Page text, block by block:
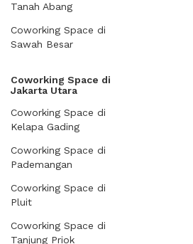
Tanah Abang
Coworking Space di
Sawah Besar
Coworking Space di
Jakarta Utara
Coworking Space di
Kelapa Gading
Coworking Space di
Pademangan
Coworking Space di
Pluit
Coworking Space di
Tanjung Priok